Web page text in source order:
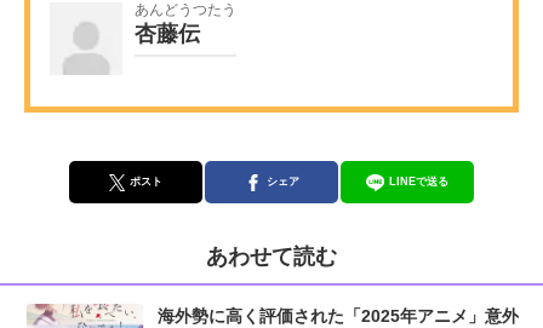
あんどうつたう
杏藤伝
ポスト シェア LINEで送る
あわせて読む
海外勢に高く評価された「2025年アニメ」意外